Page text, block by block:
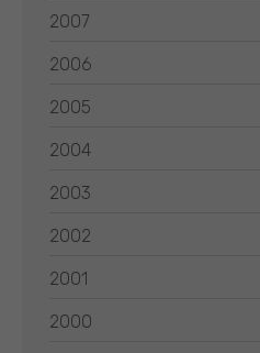
2007
2006
2005
2004
2003
2002
2001
2000